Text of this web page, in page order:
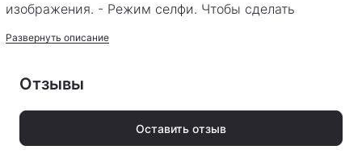
изображения. - Режим селфи. Чтобы сделать
автопортрет на Instax SQuare SQ1, достаточно дважды
этом от пользователя не требуется устанавливать
пяти минут бездействия. Функция способствует
сохранению заряда батарей. - Окошко со счетчиком
Развернуть описание
Отзывы
Оставить отзыв